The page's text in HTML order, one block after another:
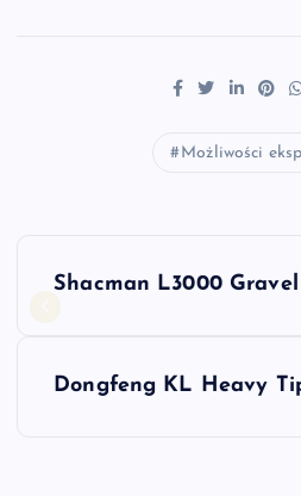
Możliwości
NShacman L3000
Dongfeng KL Heavy